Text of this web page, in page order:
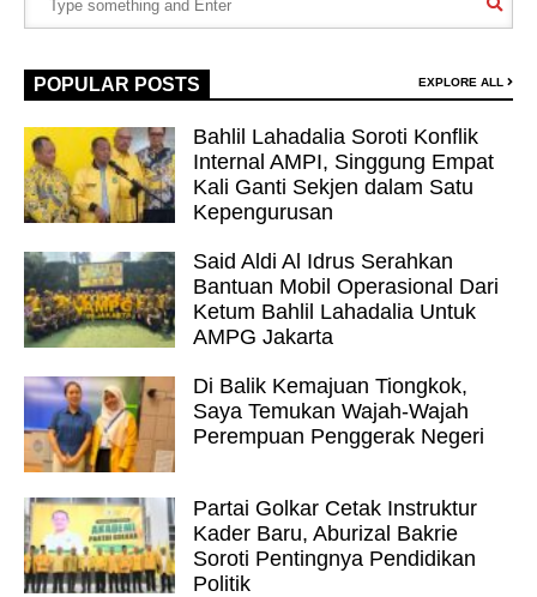
POPULAR POSTS EXPLORE ALL
Bahlil Lahadalia Soroti Konflik
Internal AMPI, Singgung Empat
Kali Ganti Sekjen dalam Satu
Kepengurusan
Said Aldi Al Idrus Serahkan
Bantuan Mobil Operasional Dari
Ketum Bahlil Lahadalia Untuk
AMPG Jakarta
Di Balik Kemajuan Tiongkok,
Saya Temukan Wajah-Wajah
Perempuan Penggerak Negeri
Partai Golkar Cetak Instruktur
Kader Baru, Aburizal Bakrie
Soroti Pentingnya Pendidikan
Politik